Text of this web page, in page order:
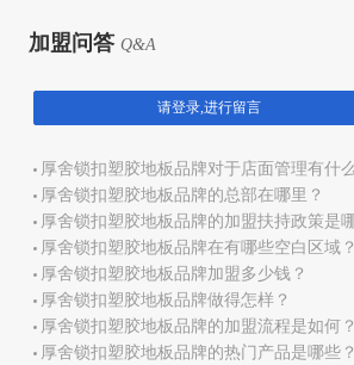
加盟问答 Q&A
请登录,进行留言
厚舍锁扣塑胶地板品牌的总部在哪里？
厚舍锁扣塑胶地板品牌在有哪些空白区域？
厚舍锁扣塑胶地板品牌加盟多少钱？
厚舍锁扣塑胶地板品牌做得怎样？
厚舍锁扣塑胶地板品牌的加盟流程是如何？
厚舍锁扣塑胶地板品牌的热门产品是哪些？